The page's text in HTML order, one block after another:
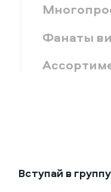
Фанаты
Вступай в